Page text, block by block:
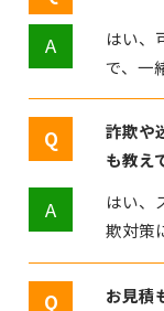
はい、
で、一
詐欺や
も教え
はい、
欺対策
お見積